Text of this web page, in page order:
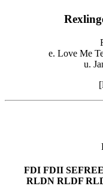
e. Love Me
u.
FDI FDII
RLDN RLDF